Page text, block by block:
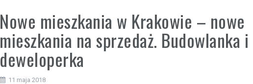
Nowe mieszkania w Krakowie – nowe
mieszkania na sprzedaż. Budowlanka i
deweloperka
11 maja 2018